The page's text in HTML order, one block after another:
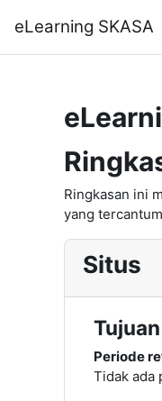
eLearning SKASA
Ringkasan ini
yang
Situs
Tujuan
Periode
Tidak ada